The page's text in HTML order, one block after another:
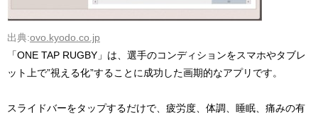
出典:ovo.kyodo.co.jp
「ONE TAP RUGBY」は、選手のコンディションをスマホやタブレ
ット上で”視える化”することに成功した画期的なアプリです。
スライドバーをタップするだけで、疲労度、体調、睡眠、痛みの有